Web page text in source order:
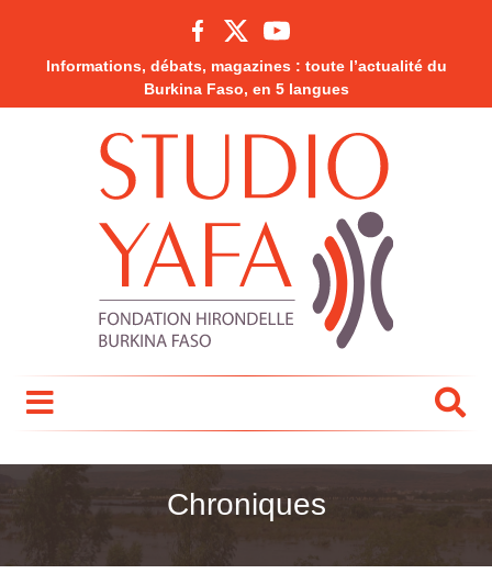
Informations, débats, magazines : toute l’actualité du
Burkina Faso, en 5 langues
Chroniques